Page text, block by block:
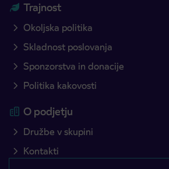
Trajnost
Okoljska politika
Skladnost poslovanja
Sponzorstva in donacije
Politika kakovosti
O podjetju
Družbe v skupini
Kontakti